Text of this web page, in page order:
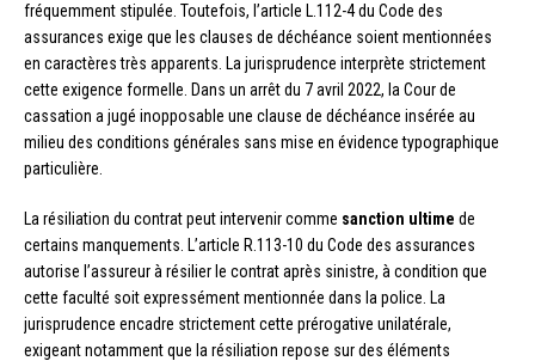
fréquemment stipulée. Toutefois, l’article L.112-4 du Code des
assurances exige que les clauses de déchéance soient mentionnées
en caractères très apparents. La jurisprudence interprète strictement
cette exigence formelle. Dans un arrêt du 7 avril 2022, la Cour de
cassation a jugé inopposable une clause de déchéance insérée au
milieu des conditions générales sans mise en évidence typographique
particulière.
La résiliation du contrat peut intervenir comme sanction ultime de
certains manquements. L’article R.113-10 du Code des assurances
autorise l’assureur à résilier le contrat après sinistre, à condition que
cette faculté soit expressément mentionnée dans la police. La
jurisprudence encadre strictement cette prérogative unilatérale,
exigeant notamment que la résiliation repose sur des éléments